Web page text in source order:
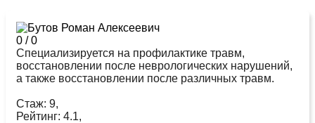
0 /0
Специализируется на профилактике травм,
восстановлении после неврологических нарушений,
а также восстановлении после различных травм.
Стаж: 9,
Рейтинг: 4.1,